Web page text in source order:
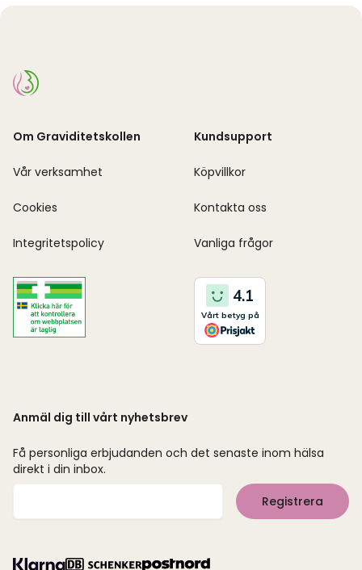
Om Graviditetskollen
Vår verksamhet
Cookies
Integritetspolicy
Kundsupport
Köpvillkor
Kontakta oss
Vanliga frågor
Anmäl dig till vårt nyhetsbrev
Få personliga erbjudanden och det senaste inom hälsa
direkt i din inbox.
Registrera